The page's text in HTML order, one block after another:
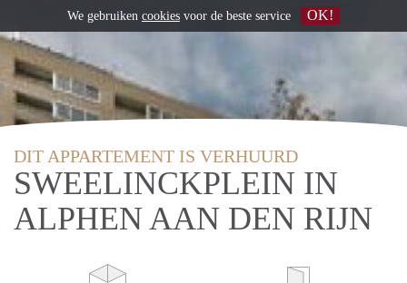
DIT APPARTEMENT IS VERHUURD
SWEELINCKPLEIN IN
ALPHEN AAN DEN RIJN
We gebruiken cookies voor de beste service OK!